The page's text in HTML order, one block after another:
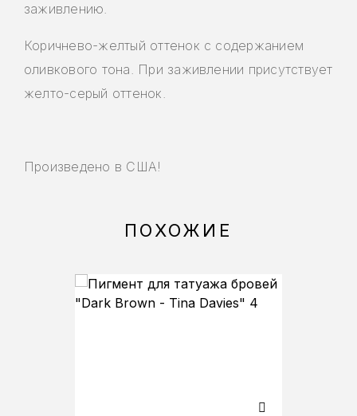
заживлению.
Коричнево-желтый оттенок с содержанием
оливкового тона. При заживлении присутствует
желто-серый оттенок.
Произведено в США!
ПОХОЖИЕ